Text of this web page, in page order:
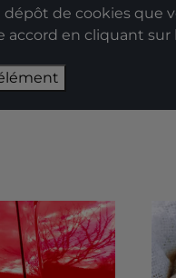
de cookies que
en cliquant sur